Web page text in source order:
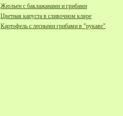
Жюльен с баклажанами и грибами
Цветная капуста в сливочном кляре
Картофель с лесными грибами в "рукаве"